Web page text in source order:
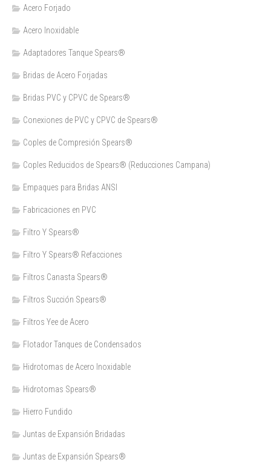
Acero Forjado
Acero Inoxidable
Adaptadores Tanque Spears®
Bridas de Acero Forjadas
Bridas PVC y CPVC de Spears®
Conexiones de PVC y CPVC de Spears®
Coples de Compresión Spears®
Coples Reducidos de Spears® (Reducciones Campana)
Empaques para Bridas ANSI
Fabricaciones en PVC
Filtro Y Spears®
Filtro Y Spears® Refacciones
Filtros Canasta Spears®
Filtros Succión Spears®
Filtros Yee de Acero
Flotador Tanques de Condensados
Hidrotomas de Acero Inoxidable
Hidrotomas Spears®
Hierro Fundido
Juntas de Expansión Bridadas
Juntas de Expansión Spears®